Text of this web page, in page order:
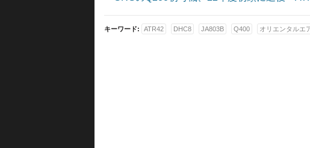
キーワード: ATR42 DHC8 JA803B Q400 オリエンタルエ